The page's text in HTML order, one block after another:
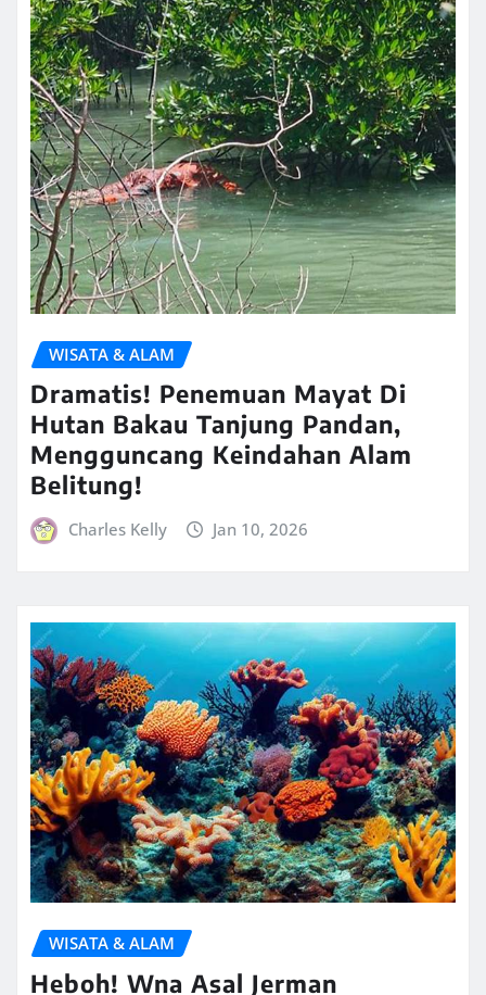
WISATA & ALAM
Dramatis! Penemuan Mayat Di
Hutan Bakau Tanjung Pandan,
Mengguncang Keindahan Alam
Belitung!
Charles Kelly Jan 10, 2026
WISATA & ALAM
Heboh! Wna Asal Jerman